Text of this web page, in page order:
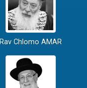
Rav Chlomo AMAR